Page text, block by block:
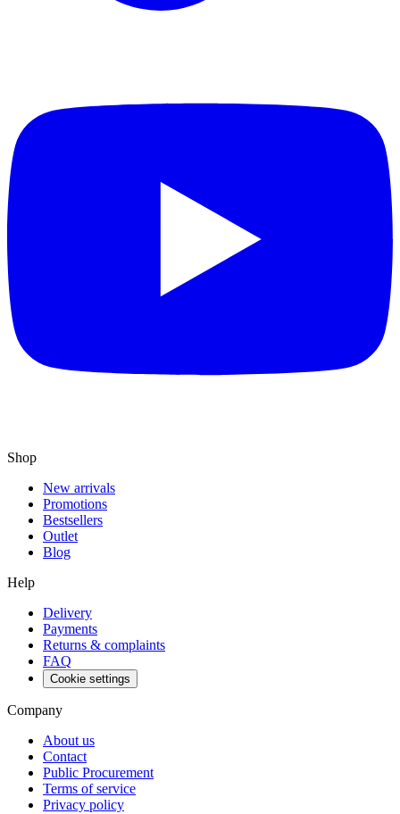
Shop
New arrivals
Promotions
Bestsellers
Outlet
Blog
Help
Delivery
Payments
Returns & complaints
FAQ
Cookie settings
Company
About us
Contact
Public Procurement
Terms of service
Privacy policy